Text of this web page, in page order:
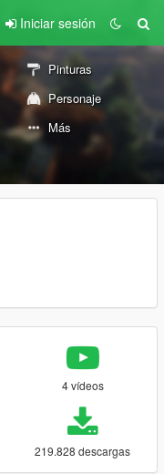
Iniciar sesión
Pinturas
Personaje
Más
4 vídeos
219.828 descargas